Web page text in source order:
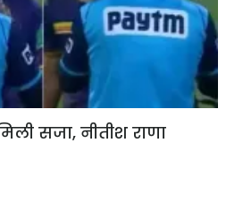
सजा, नीतीश राणा